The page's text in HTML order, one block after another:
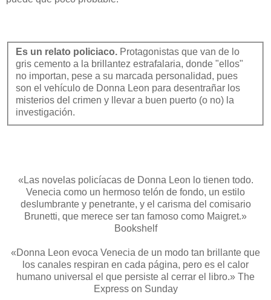
Es un relato policiaco.Protagonistas que van de lo
gris cemento a la brillantez estrafalaria, donde "ellos"
no importan, pese a su marcada personalidad, pues
son el vehículo de Donna Leon para desentrañar los
misterios del crimen y llevar a buen puerto (o no) la
investigación.
«Las novelas policíacas de Donna Leon lo tienen todo.
Venecia como un hermoso telón de fondo, un estilo
deslumbrante y penetrante, y el carisma del comisario
Brunetti, que merece ser tan famoso como Maigret.»
Bookshelf
«Donna Leon evoca Venecia de un modo tan brillante que
los canales respiran en cada página, pero es el calor
humano universal el que persiste al cerrar el libro.» The
Express on Sunday